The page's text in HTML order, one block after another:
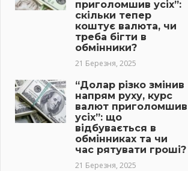
приголомшив усіх”:
скільки тепер
коштує валюта, чи
треба бігти в
обмінники?
21 Березня, 2025
“Долар різко змінив
напрям руху, курс
валют приголомшив
усіх”: що
відбувається в
обмінниках та чи
час рятувати гроші?
21 Березня, 2025